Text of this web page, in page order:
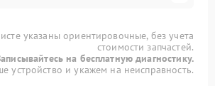
указаны ориентировочные, без учета
стоимости запчастей.
на бесплатную диагностику.
устройство и укажем на неисправность.